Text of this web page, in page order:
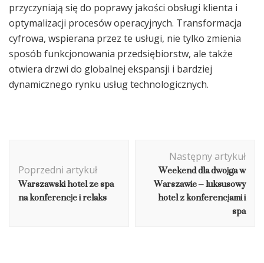
przyczyniają się do poprawy jakości obsługi klienta i
optymalizacji procesów operacyjnych. Transformacja
cyfrowa, wspierana przez te usługi, nie tylko zmienia
sposób funkcjonowania przedsiębiorstw, ale także
otwiera drzwi do globalnej ekspansji i bardziej
dynamicznego rynku usług technologicznych.
wpisu
Poprzedni artykuł
Warszawski hotel ze spa
na konferencje i relaks
Następny artykuł
Weekend dla dwojga w
Warszawie – luksusowy
hotel z konferencjami i
spa